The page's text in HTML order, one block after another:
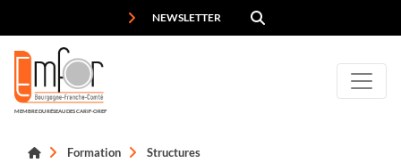
NEWSLETTER
MEMBRE DU RÉSEAU DES CARIF-OREF
Formation
Structures
Panneau de gestion des cookies